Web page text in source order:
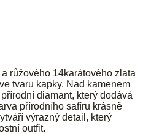
růžového 14karátového zlata
tvaru kapky. Nad kamenem
diamant, který dodává
přírodního safíru krásně
výrazný detail, který
outfit.